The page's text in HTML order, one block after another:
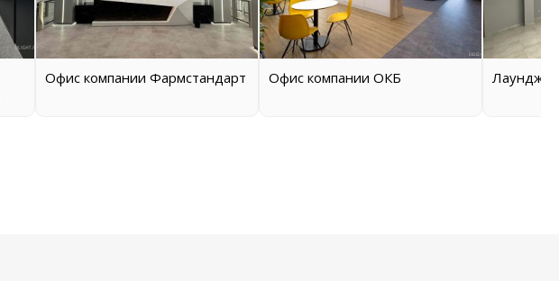
Офис компании Фармстандарт Офис компании ОКБ Лаундж-